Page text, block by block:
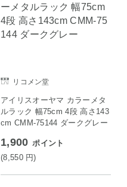
リコメン堂
アイリスオーヤマ カラーメタ
ルラック 幅75cm 4段 高さ143
cm CMM-75144 ダークグレー
1,900 ポイント
(8,550 円)